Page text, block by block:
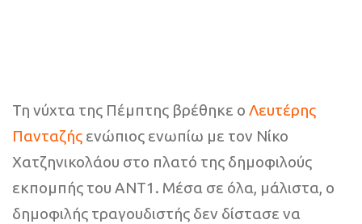
Τη νύχτα της Πέμπτης βρέθηκε ο Λευτέρης
Πανταζής ενώπιος ενωπίω με τον Νίκο
Χατζηνικολάου στο πλατό της δημοφιλούς
εκπομπής του ΑΝΤ1. Μέσα σε όλα, μάλιστα, ο
δημοφιλής τραγουδιστής δεν δίστασε να